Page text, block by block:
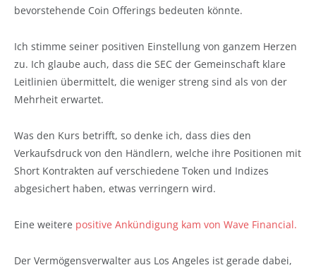
bevorstehende Coin Offerings bedeuten könnte.
Ich stimme seiner positiven Einstellung von ganzem Herzen
zu. Ich glaube auch, dass die SEC der Gemeinschaft klare
Leitlinien übermittelt, die weniger streng sind als von der
Mehrheit erwartet.
Was den Kurs betrifft, so denke ich, dass dies den
Verkaufsdruck von den Händlern, welche ihre Positionen mit
Short Kontrakten auf verschiedene Token und Indizes
abgesichert haben, etwas verringern wird.
Eine weitere positive Ankündigung kam von Wave Financial.
Der Vermögensverwalter aus Los Angeles ist gerade dabei,